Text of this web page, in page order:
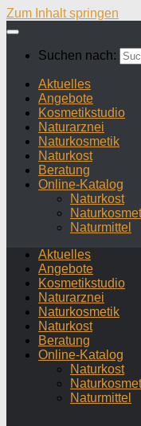
Zum Inhalt springen
Suchen nach:
Aktuelles
Angebote
Kosmetikstudio
Naturarznei
Naturkosmetik
Naturkost
Beratung
Online-Katalog
Naturkost
Naturmittel
Aktuelles
Angebote
Kosmetikstudio
Naturarznei
Naturkosmetik
Naturkost
Beratung
Online-Katalog
Naturkost
Naturmittel